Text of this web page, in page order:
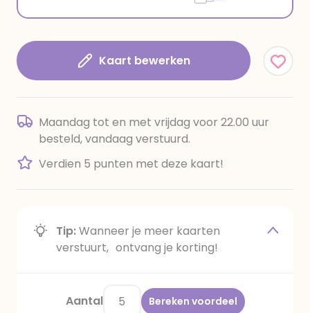
Kaart bewerken
Maandag tot en met vrijdag voor 22.00 uur
besteld, vandaag verstuurd.
Verdien 5 punten met deze kaart!
Tip:Wanneer je meer kaarten
verstuurt, ontvang je korting!
Aantal Bereken voordeel